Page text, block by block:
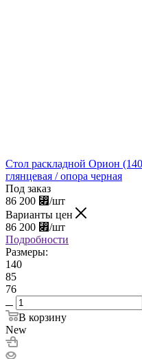
Стол раскладной Орион
глянцевая / опора черная
Под заказ
86 200 ⃏/шт
Варианты цен
86 200 ⃏/шт
Подробности
Размеры:
140
85
76
В корзину
New